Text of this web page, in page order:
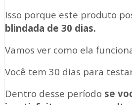
Isso porque este produto
blindada de 30 dias.
Vamos ver como ela
Você tem 30 dias para
Dentro desse período se